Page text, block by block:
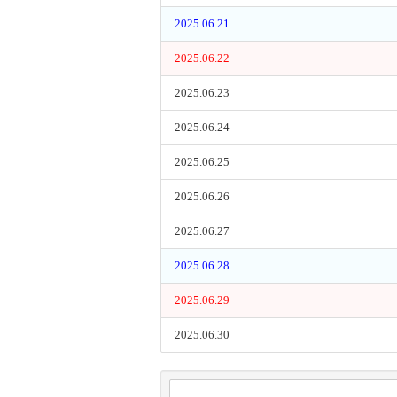
2025.06.21
2025.06.22
2025.06.23
2025.06.24
2025.06.25
2025.06.26
2025.06.27
2025.06.28
2025.06.29
2025.06.30